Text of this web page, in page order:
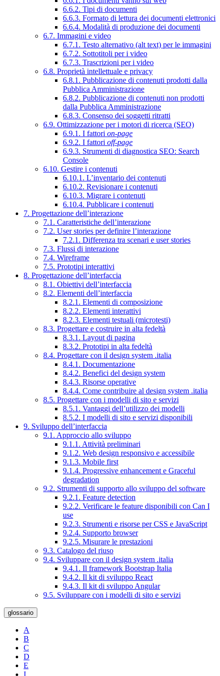
6.6.2. Tipi di documenti
6.6.3. Formato di lettura dei documenti elettronici
6.6.4. Modalità di produzione dei documenti
6.7. Immagini e video
6.7.1. Testo alternativo (alt text) per le immagini
6.7.2. Sottotitoli per i video
6.7.3. Trascrizioni per i video
6.8. Proprietà intellettuale e privacy
6.8.1. Pubblicazione di contenuti prodotti dalla
Pubblica Amministrazione
6.8.2. Pubblicazione di contenuti non prodotti
dalla Pubblica Amministrazione
6.8.3. Consenso dei soggetti ritratti
6.9. Ottimizzazione per i motori di ricerca (SEO)
6.9.1. I fattori on-page
6.9.2. I fattori off-page
6.9.3. Strumenti di diagnostica SEO: Search
Console
6.10. Gestire i contenuti
6.10.1. L’inventario dei contenuti
6.10.2. Revisionare i contenuti
6.10.3. Migrare i contenuti
6.10.4. Pubblicare i contenuti
7. Progettazione dell’interazione
7.1. Caratteristiche dell’interazione
7.2. User stories per definire l’interazione
7.2.1. Differenza tra scenari e user stories
7.3. Flussi di interazione
7.4. Wireframe
7.5. Prototipi interattivi
8. Progettazione dell’interfaccia
8.1. Obiettivi dell’interfaccia
8.2. Elementi dell’interfaccia
8.2.1. Elementi di composizione
8.2.2. Elementi interattivi
8.2.3. Elementi testuali (microtesti)
8.3. Progettare e costruire in alta fedeltà
8.3.1. Layout di pagina
8.3.2. Prototipi in alta fedeltà
8.4. Progettare con il design system .italia
8.4.1. Documentazione
8.4.2. Benefici del design system
8.4.3. Risorse operative
8.4.4. Come contribuire al design system .italia
8.5. Progettare con i modelli di sito e servizi
8.5.1. Vantaggi dell’utilizzo dei modelli
8.5.2. I modelli di sito e servizi disponibili
9. Sviluppo dell’interfaccia
9.1. Approccio allo sviluppo
9.1.1. Attività preliminari
9.1.2. Web design responsivo e accessibile
9.1.3. Mobile first
9.1.4. Progressive enhancement e Graceful
degradation
9.2. Strumenti di supporto allo sviluppo del software
9.2.1. Feature detection
9.2.2. Verificare le feature disponibili con Can I
use
9.2.3. Strumenti e risorse per CSS e JavaScript
9.2.4. Supporto browser
9.2.5. Misurare le prestazioni
9.3. Catalogo del riuso
9.4. Sviluppare con il design system .italia
9.4.1. Il framework Bootstrap Italia
9.4.2. Il kit di sviluppo React
9.4.3. Il kit di sviluppo Angular
9.5. Sviluppare con i modelli di sito e servizi
glossario
A
B
C
D
E
I